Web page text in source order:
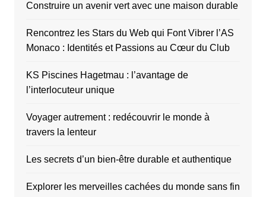
Construire un avenir vert avec une maison durable
Rencontrez les Stars du Web qui Font Vibrer l’AS
Monaco : Identités et Passions au Cœur du Club
KS Piscines Hagetmau : l’avantage de
l’interlocuteur unique
Voyager autrement : redécouvrir le monde à
travers la lenteur
Les secrets d’un bien-être durable et authentique
Explorer les merveilles cachées du monde sans fin